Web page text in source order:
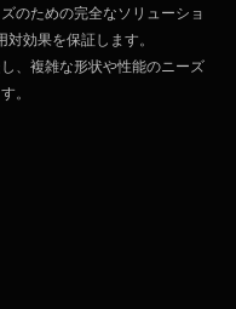
のための完全なソリューショ
効果を保証します。
、複雑な形状や性能のニーズ
。